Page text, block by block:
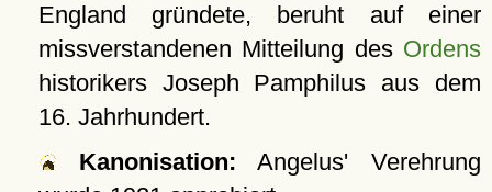
England gründete, beruht auf einer
missverstandenen Mitteilung des Ordens
historikers Joseph Pamphilus aus dem
16. Jahrhundert.
Kanonisation: Angelus' Verehrung